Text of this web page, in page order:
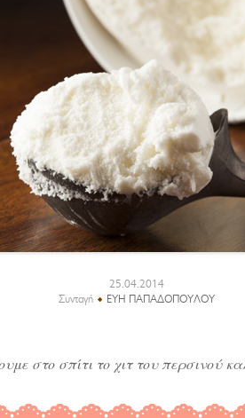
25.04.2014
Συνταγή ΕΥΗ ΠΑΠΑΔΟΠΟΥΛΟΥ
στο σπίτι το χιτ του περσινού